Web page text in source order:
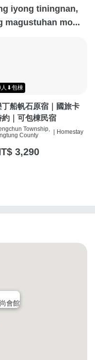
iyong tiningnan,
magustuhan mo...
人⬇包棟
丁船帆石原宿｜國旅卡
約｜可包棟民宿
Township,
County
Homestay
3,290
會館